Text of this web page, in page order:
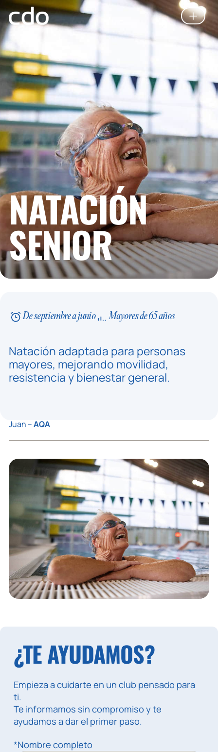
NATACIÓN
SENIOR
De septiembre a junio Mayores de 65 años
Natación adaptada para personas
mayores, mejorando movilidad,
resistencia y bienestar general.
Juan –AQA
¿TE AYUDAMOS?
Empieza a cuidarte en un club pensado para
ti.
Te informamos sin compromiso y te
ayudamos a dar el primer paso.
*Nombre completo